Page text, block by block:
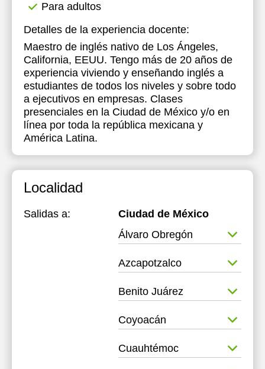
Para adultos
Detalles de la experiencia docente:
Maestro de inglés nativo de Los Ángeles,
California, EEUU. Tengo más de 20 años de
experiencia viviendo y enseñando inglés a
estudiantes de todos los niveles y sobre todo
a ejecutivos en empresas. Clases
presenciales en la Ciudad de México y/o en
línea por toda la república mexicana y
América Latina.
Localidad
Salidas a:
Ciudad de México
Álvaro Obregón
Azcapotzalco
Benito Juárez
Coyoacán
Cuauhtémoc